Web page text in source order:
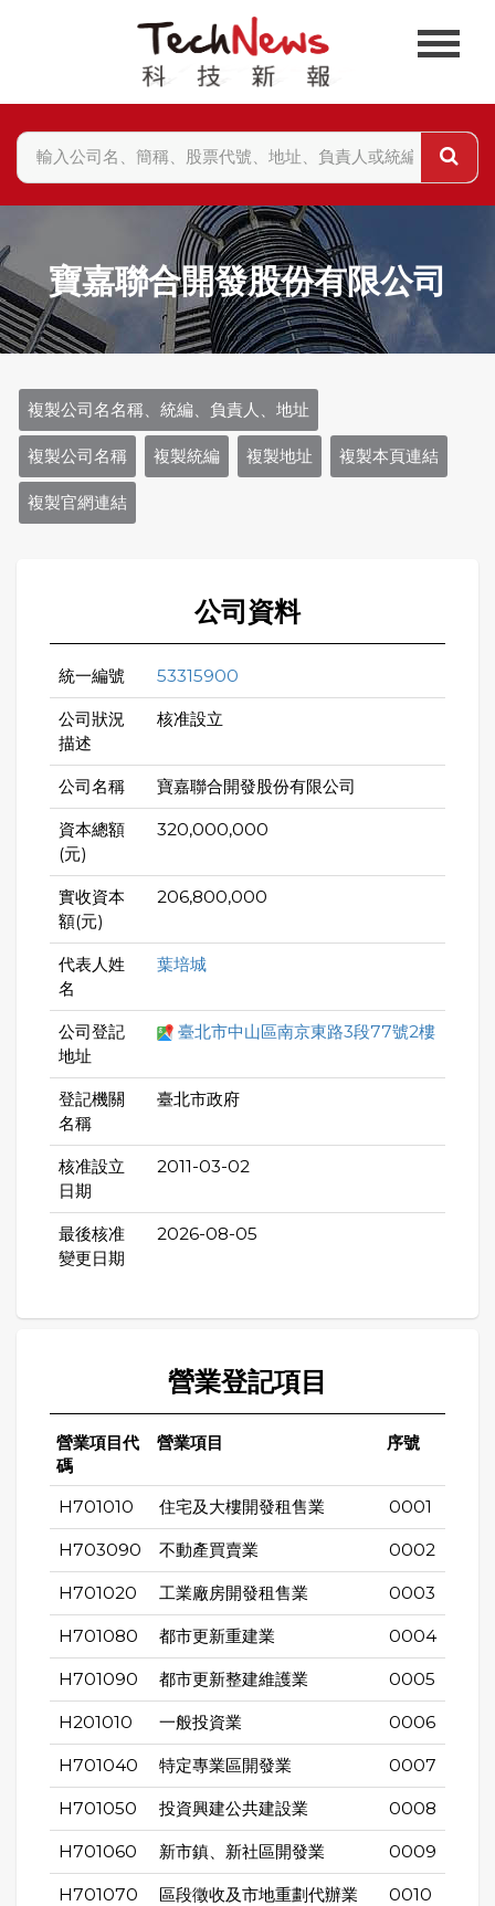
寶嘉聯合開發股份有限公司
複製公司名名稱、統編、負責人、地址
複製公司名稱 複製統編 複製地址 複製本頁連結
複製官網連結
公司資料
統一編號 53315900
公司狀況
描述
核准設立
公司名稱 寶嘉聯合開發股份有限公司
資本總額
(元)
320,000,000
實收資本
額(元)
206,800,000
代表人姓
名
葉培城
公司登記
地址
臺北市中山區南京東路3段77號2樓
登記機關
名稱
臺北市政府
核准設立
日期
2011-03-02
最後核准
變更日期
2026-08-05
營業登記項目
營業項目代
碼
營業項目 序號
H701010 住宅及大樓開發租售業 0001
H703090 不動產買賣業 0002
H701020 工業廠房開發租售業 0003
H701080 都市更新重建業 0004
H701090 都市更新整建維護業 0005
H201010 一般投資業 0006
H701040 特定專業區開發業 0007
H701050 投資興建公共建設業 0008
H701060 新市鎮、新社區開發業 0009
H701070 區段徵收及市地重劃代辦業 0010